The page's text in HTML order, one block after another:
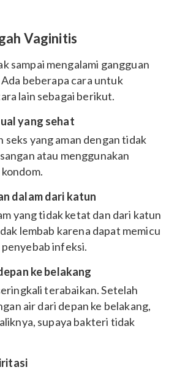
Vaginitis
sampai mengalami gangguan
beberapa cara untuk
lain sebagai berikut.
yang sehat
seks yang aman dengan tidak
atau menggunakan
dalam dari katun
yang tidak ketat dan dari katun
lembab karena dapat memicu
infeksi.
ke belakang
terabaikan. Setelah
air dari depan ke belakang,
supaya bakteri tidak